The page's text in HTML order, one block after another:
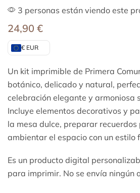
3 personas están viendo este
24,90 €
€ EUR
Un kit imprimible de Primera
botánico, delicado y natural,
celebración elegante y armoniosa
Incluye elementos decorativos y
la mesa dulce, preparar
ambientar el espacio con un estilo
Es un producto digital
para imprimir. No se envía ningún